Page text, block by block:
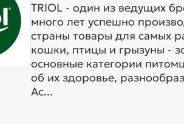
TRIOL - один из ведущих
много лет успешно
страны товары для самых
кошки, птицы и грызуны -
основные категории
об их здоровье,
Ас...